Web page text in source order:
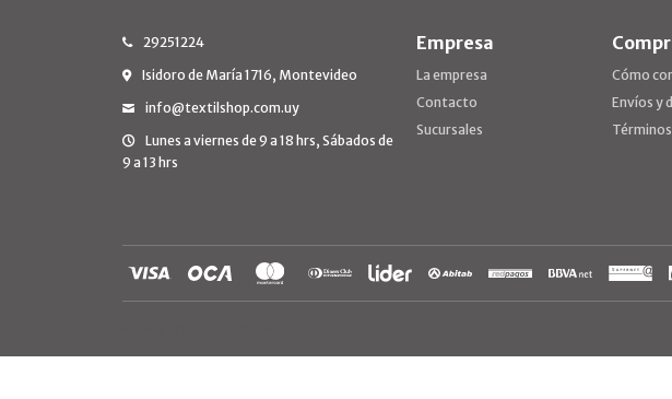
29251224
Isidoro de María 1716, Montevideo
info@textilshop.com.uy
Lunes a viernes de 9 a 18 hrs, Sábados de
9 a 13 hrs
Empresa
La empresa
Contacto
Sucursales
Cómo
Envíos y